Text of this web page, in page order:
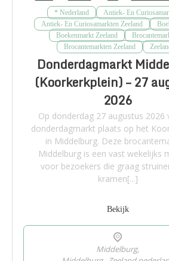
* Nederland
Antiek- En
Antiek- En Curiosamarkten Zeeland
Boekenmarkt Zeeland
Brocantemarkten Zeeland
Donderdagmarkt
(Koorkerkplein) – 27
2026
Op donderdag 27 augustus 2026
donderdagmarkt plaats op het
in Middelburg. Deze
Middelburg is een vast wekelijks
voor bezoekers die graag
kramen[...]
Bekijk
Middelburg,